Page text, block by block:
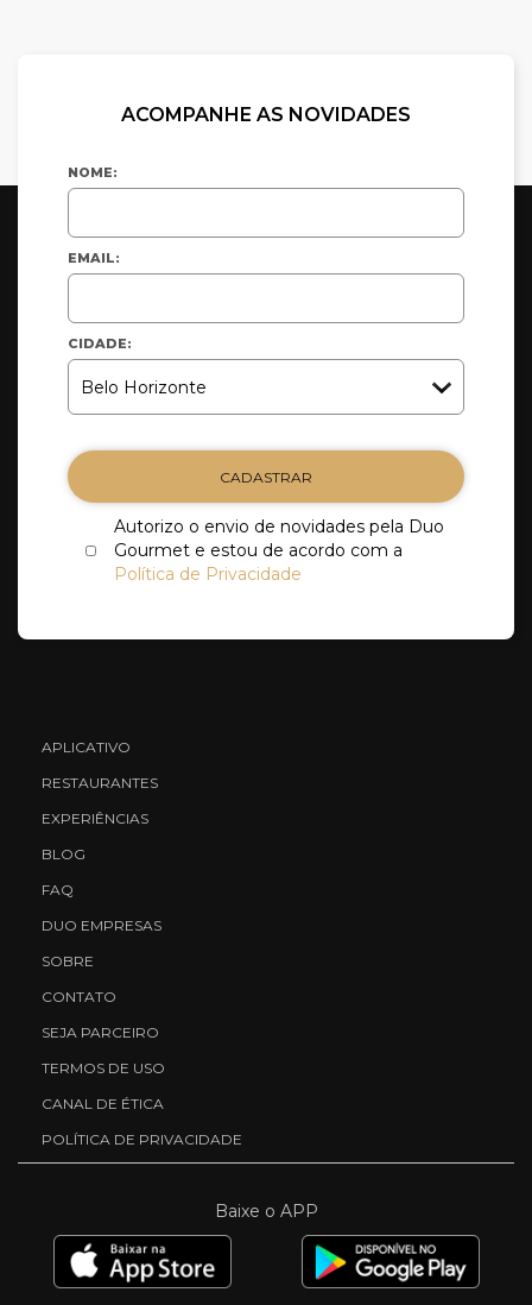
ACOMPANHE AS NOVIDADES
NOME:
EMAIL:
CIDADE:
CADASTRAR
Autorizo o envio de novidades pela Duo
Gourmet e estou de acordo com a
Política de Privacidade
APLICATIVO
RESTAURANTES
EXPERIÊNCIAS
BLOG
FAQ
DUO EMPRESAS
SOBRE
CONTATO
SEJA PARCEIRO
TERMOS DE USO
CANAL DE ÉTICA
POLÍTICA DE PRIVACIDADE
Baixe o APP